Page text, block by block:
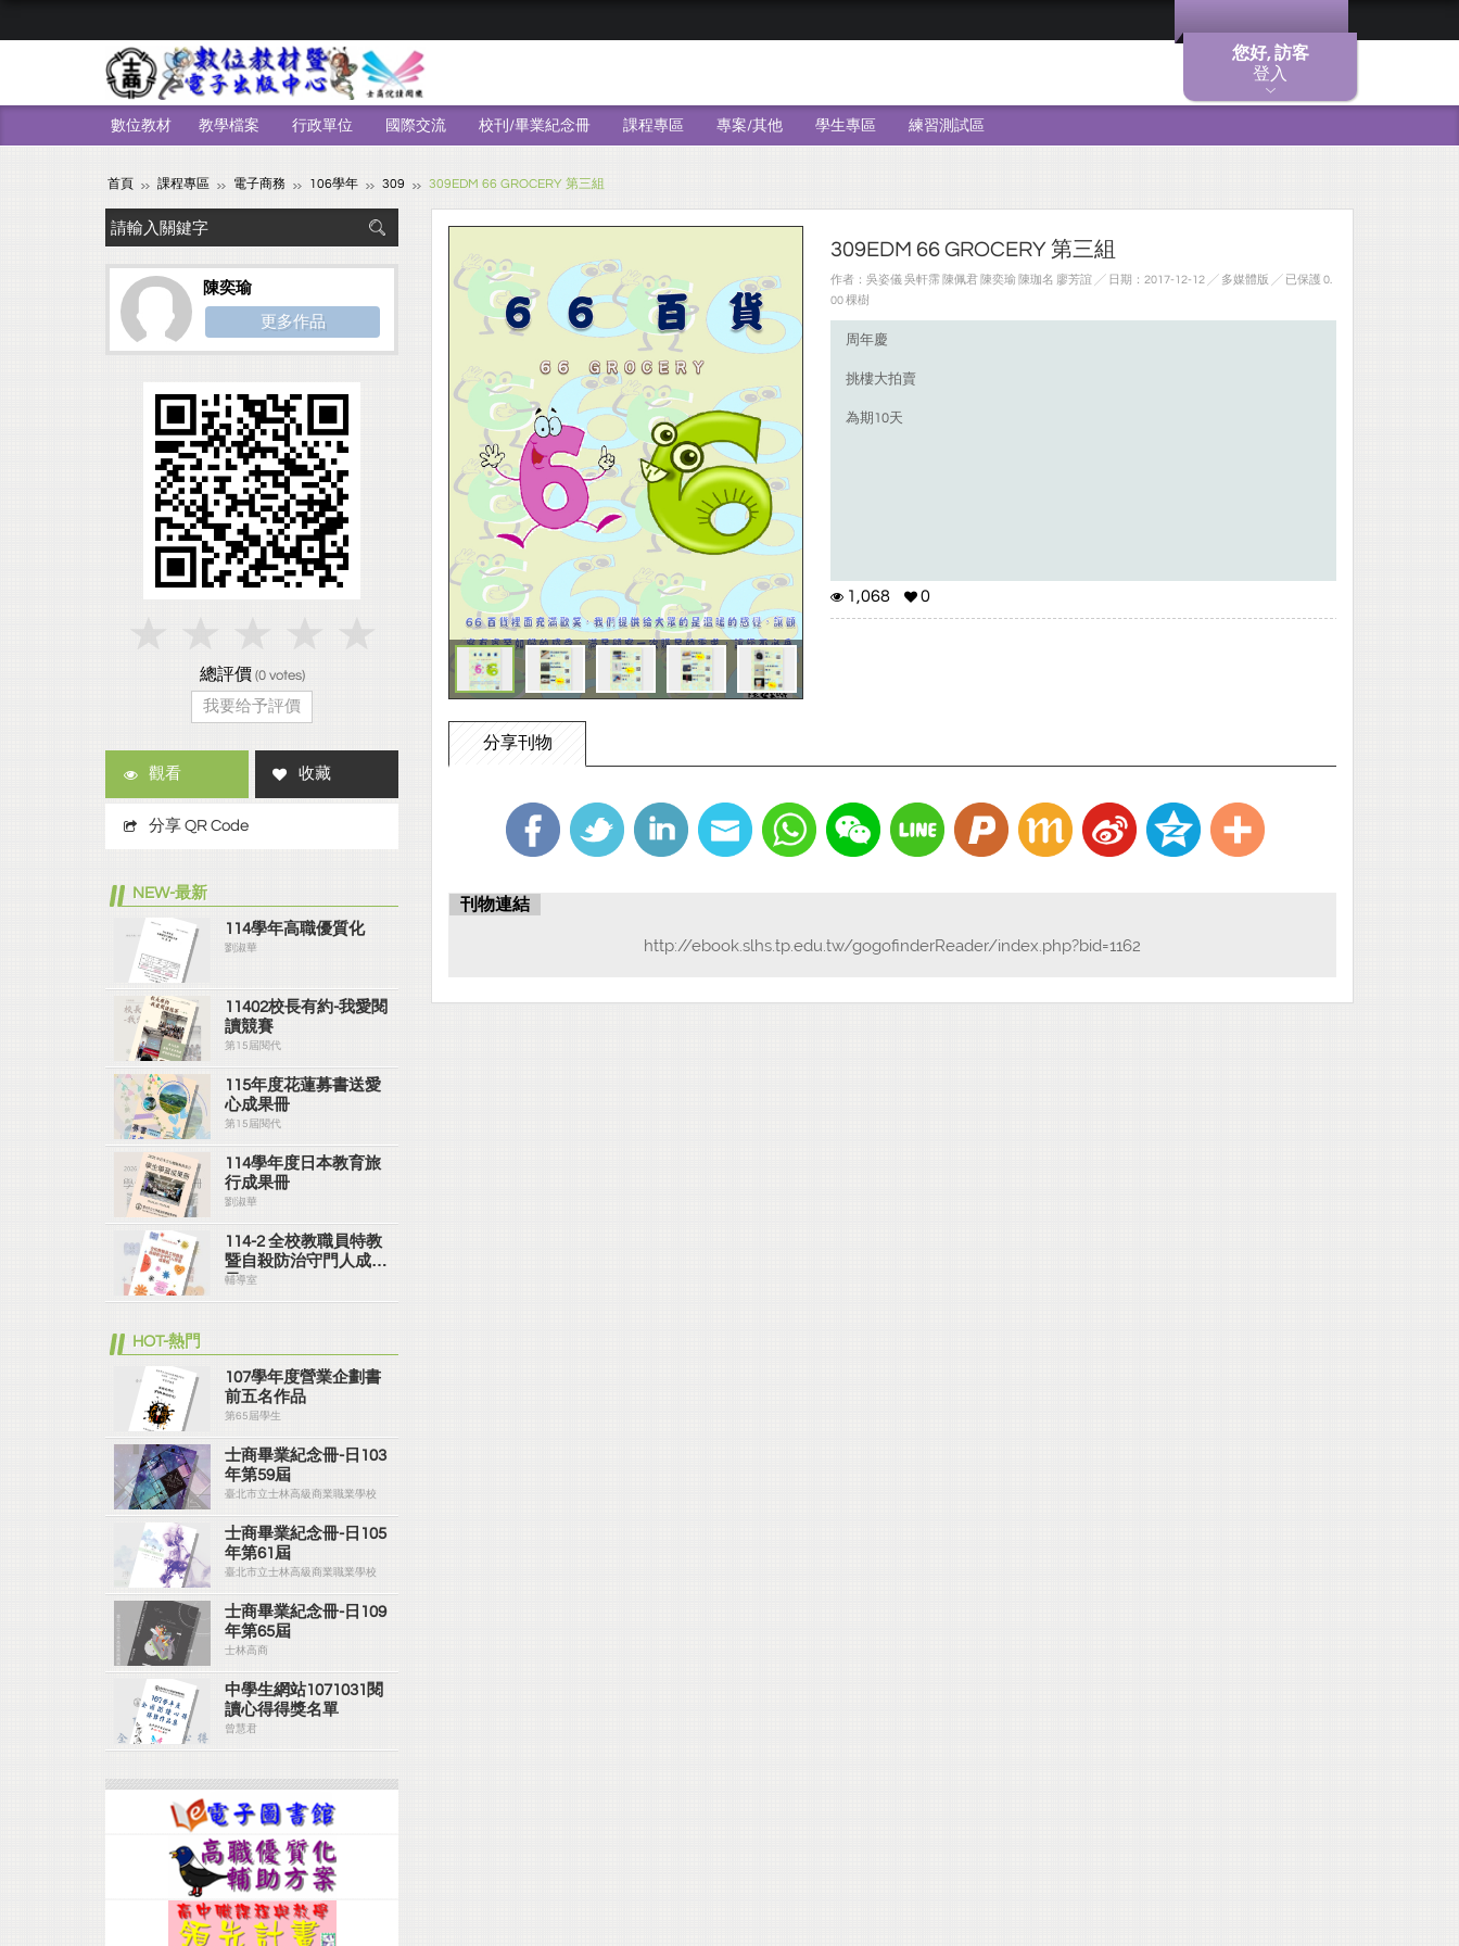
您好, 訪客
登入
數位教材 教學檔案 行政單位 國際交流 校刊/畢業紀念冊 課程專區 專案/其他 學生專區 練習測試區
首頁 課程專區 電子商務 106學年 309 309EDM 66 GROCERY 第三組
309EDM 66 GROCERY 第三組
作者：吳姿儀 吳軒霈 陳佩君 陳奕瑜 陳珈名 廖芳誼 ╱ 日期：2017-12-12 ╱ 多媒體版 ╱ 已保護 0.
00 棵樹
周年慶
挑樓大拍賣
為期10天
1,068 0
分享刊物
刊物連結
http://ebook.slhs.tp.edu.tw/gogofinderReader/index.php?bid=1162
陳奕瑜
更多作品
總評價 (0votes)
我要给予評價
觀看 收藏
分享 QR Code
NEW-最新
114學年高職優質化
劉淑華
11402校長有約-我愛閱
讀競賽
第15屆閱代
115年度花蓮募書送愛
心成果冊
第15屆閱代
114學年度日本教育旅
行成果冊
劉淑華
114-2 全校教職員特教
暨自殺防治守門人成果
冊
輔導室
HOT-熱門
107學年度營業企劃書
前五名作品
第65屆學生
士商畢業紀念冊-日103
年第59屆
臺北市立士林高級商業職業學校
士商畢業紀念冊-日105
年第61屆
臺北市立士林高級商業職業學校
士商畢業紀念冊-日109
年第65屆
士林高商
中學生網站1071031閱
讀心得得獎名單
曾慧君